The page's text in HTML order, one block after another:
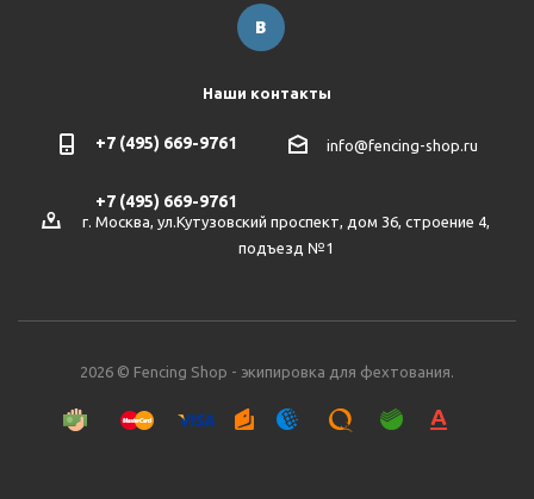
Наши контакты
+7 (495) 669-9761
+7 (495) 669-9761
info@fencing-shop.ru
г. Москва, ул.Кутузовский проспект, дом 36, строение 4,
подъезд №1
2026 © Fencing Shop - экипировка для фехтования.